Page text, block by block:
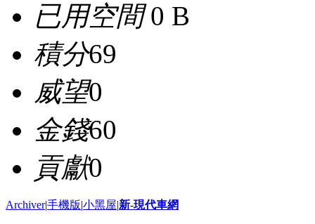
已用空間0 B
積分69
威望0
金錢60
貢獻0
Archiver|手機版|小黑屋|新-現代車網